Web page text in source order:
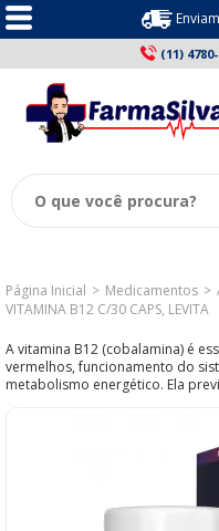
(11)
Página Inicial Medicamentos
VITAMINA B12 C/30 CAPS, LEVITA
A vitamina B12 (cobalamina) é
vermelhos, funcionamento do
metabolismo energético. Ela
Sistema Nervoso: Produz
formigamentos, dormência e
megaloblástica.
Energia e Metabolismo: Auxilia